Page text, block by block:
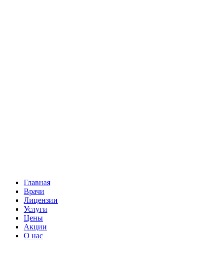
Главная
Врачи
Лицензии
Услуги
Цены
Акции
О нас